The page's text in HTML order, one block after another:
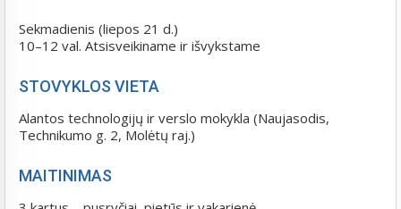
Sekmadienis (liepos 21 d.)
10–12 val. Atsisveikiname ir išvykstame
STOVYKLOS VIETA
Alantos technologijų ir verslo mokykla (Naujasodis,
Technikumo g. 2, Molėtų raj.)
MAITINIMAS